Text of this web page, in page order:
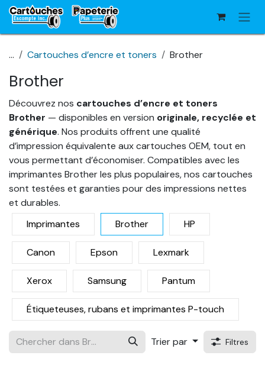
Se rendre au contenu
... Cartouches d’encre et toners Brother
Brother
Découvrez nos cartouches d’encre et toners
Brother — disponibles en version originale, recyclée et
générique. Nos produits offrent une qualité
d’impression équivalente aux cartouches OEM, tout en
vous permettant d’économiser. Compatibles avec les
imprimantes Brother les plus populaires, nos cartouches
sont testées et garanties pour des impressions nettes
et durables.
Imprimantes
Brother HP
Canon Epson Lexmark
Xerox Samsung Pantum
Étiqueteuses, rubans et imprimantes P-touch
Trier par Filtres